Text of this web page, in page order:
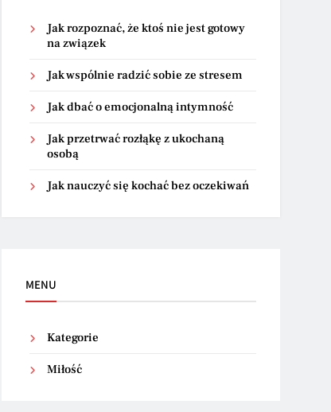
Jak rozpoznać, że ktoś nie jest gotowy
na związek
Jak wspólnie radzić sobie ze stresem
Jak dbać o emocjonalną intymność
Jak przetrwać rozłąkę z ukochaną
osobą
Jak nauczyć się kochać bez oczekiwań
MENU
Kategorie
Miłość